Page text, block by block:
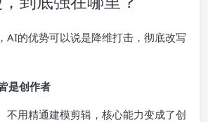
AI的优势可以说是降维打击，彻底改写
是创作者
不用精通建模剪辑，核心能力变成了创